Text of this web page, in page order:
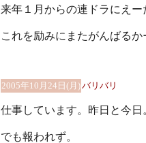
来年１月からの連ドラにえ
これを励みにまたがんばる
2005年10月24日(月)バリバリ
仕事しています。昨日と今
でも報われず。